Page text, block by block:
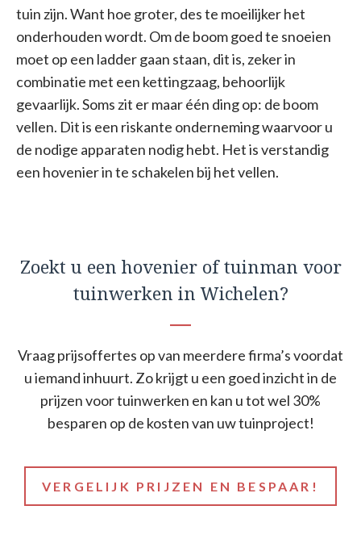
tuin zijn. Want hoe groter, des te moeilijker het
onderhouden wordt. Om de boom goed te snoeien
moet op een ladder gaan staan, dit is, zeker in
combinatie met een kettingzaag, behoorlijk
gevaarlijk. Soms zit er maar één ding op: de boom
vellen. Dit is een riskante onderneming waarvoor u
de nodige apparaten nodig hebt. Het is verstandig
een hovenier in te schakelen bij het vellen.
Zoekt u een hovenier of tuinman voor
tuinwerken in Wichelen?
Vraag prijsoffertes op van meerdere firma’s voordat
u iemand inhuurt. Zo krijgt u een goed inzicht in de
prijzen voor tuinwerken en kan u tot wel 30%
besparen op de kosten van uw tuinproject!
VERGELIJK PRIJZEN EN BESPAAR!